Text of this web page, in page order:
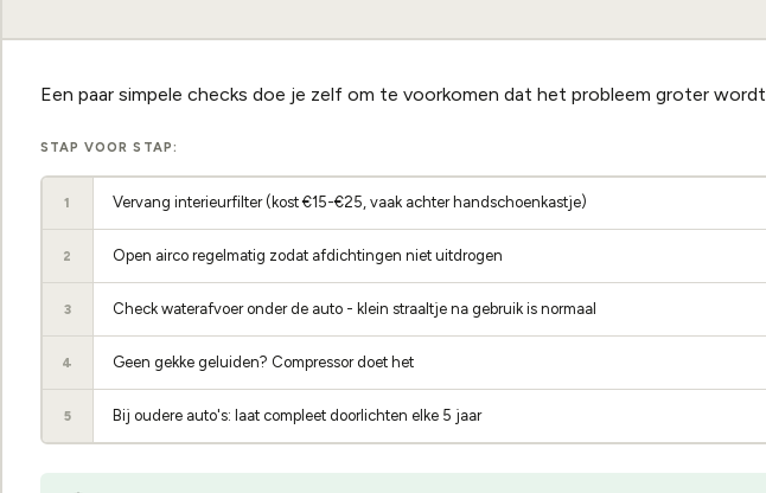
Een paar simpele checks doe je zelf om te voorkomen dat het probleem groter wordt.
STAP VOOR STAP:
1 Vervang interieurfilter (kost €15-€25, vaak achter handschoenkastje)
2 Open airco regelmatig zodat afdichtingen niet uitdrogen
3 Check waterafvoer onder de auto - klein straaltje na gebruik is normaal
4 Geen gekke geluiden? Compressor doet het
5 Bij oudere auto's: laat compleet doorlichten elke 5 jaar